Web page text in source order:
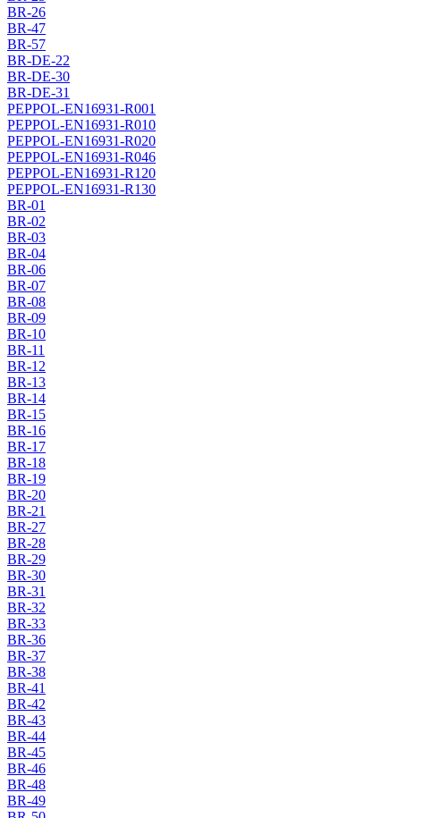
BR-26
BR-47
BR-57
BR-DE-22
BR-DE-30
BR-DE-31
PEPPOL-EN16931-R001
PEPPOL-EN16931-R010
PEPPOL-EN16931-R020
PEPPOL-EN16931-R046
PEPPOL-EN16931-R120
PEPPOL-EN16931-R130
BR-01
BR-02
BR-03
BR-04
BR-06
BR-07
BR-08
BR-09
BR-10
BR-11
BR-12
BR-13
BR-14
BR-15
BR-16
BR-17
BR-18
BR-19
BR-20
BR-21
BR-27
BR-28
BR-29
BR-30
BR-31
BR-32
BR-33
BR-36
BR-37
BR-38
BR-41
BR-42
BR-43
BR-44
BR-45
BR-46
BR-48
BR-49